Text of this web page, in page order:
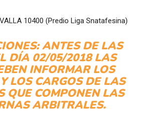
10400 (Predio Liga Snatafesina)
ANTES DE LAS
DÍA 02/05/2018 LAS
INFORMAR LOS
LOS CARGOS DE LAS
QUE COMPONEN LAS
ARBITRALES.